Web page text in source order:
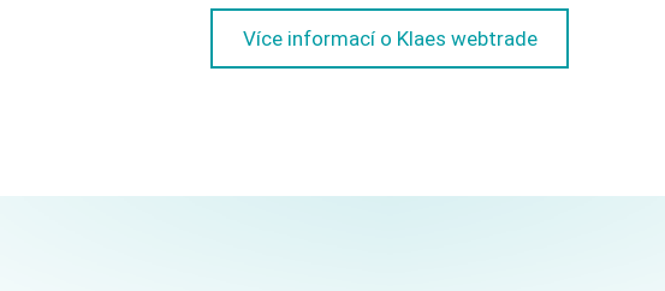
Více informací o Klaes webtrade